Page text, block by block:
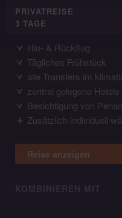
PRIVATREISE
3 TAGE
Hin- & Rückflug
Tägliches Frühstück
alle Transfers im
zentral gelegene Hotels
Besichtigung von
Zusätzlich individuell
Reise anzeigen